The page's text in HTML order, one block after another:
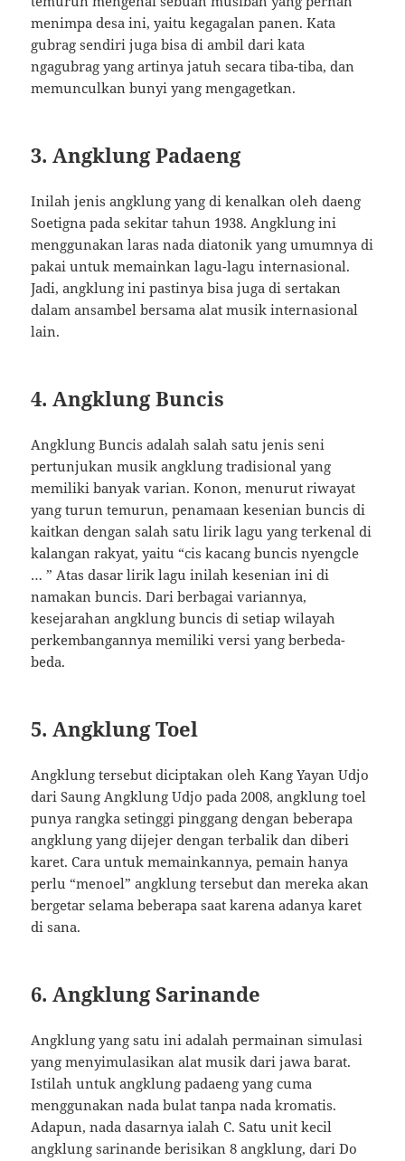
menimpa desa ini, yaitu kegagalan panen. Kata
gubrag sendiri juga bisa di ambil dari kata
ngagubrag yang artinya jatuh secara tiba-tiba, dan
memunculkan bunyi yang mengagetkan.
3. Angklung Padaeng
Inilah jenis angklung yang di kenalkan oleh daeng
Soetigna pada sekitar tahun 1938. Angklung ini
menggunakan laras nada diatonik yang umumnya di
pakai untuk memainkan lagu-lagu internasional.
Jadi, angklung ini pastinya bisa juga di sertakan
dalam ansambel bersama alat musik internasional
lain.
4. Angklung Buncis
Angklung Buncis adalah salah satu jenis seni
pertunjukan musik angklung tradisional yang
memiliki banyak varian. Konon, menurut riwayat
yang turun temurun, penamaan kesenian buncis di
kaitkan dengan salah satu lirik lagu yang terkenal di
kalangan rakyat, yaitu “cis kacang buncis nyengcle
… ” Atas dasar lirik lagu inilah kesenian ini di
namakan buncis. Dari berbagai variannya,
kesejarahan angklung buncis di setiap wilayah
perkembangannya memiliki versi yang berbeda-
beda.
5. Angklung Toel
Angklung tersebut diciptakan oleh Kang Yayan Udjo
dari Saung Angklung Udjo pada 2008, angklung toel
punya rangka setinggi pinggang dengan beberapa
angklung yang dijejer dengan terbalik dan diberi
karet. Cara untuk memainkannya, pemain hanya
perlu “menoel” angklung tersebut dan mereka akan
bergetar selama beberapa saat karena adanya karet
di sana.
6. Angklung Sarinande
Angklung yang satu ini adalah permainan simulasi
yang menyimulasikan alat musik dari jawa barat.
Istilah untuk angklung padaeng yang cuma
menggunakan nada bulat tanpa nada kromatis.
Adapun, nada dasarnya ialah C. Satu unit kecil
angklung sarinande berisikan 8 angklung, dari Do